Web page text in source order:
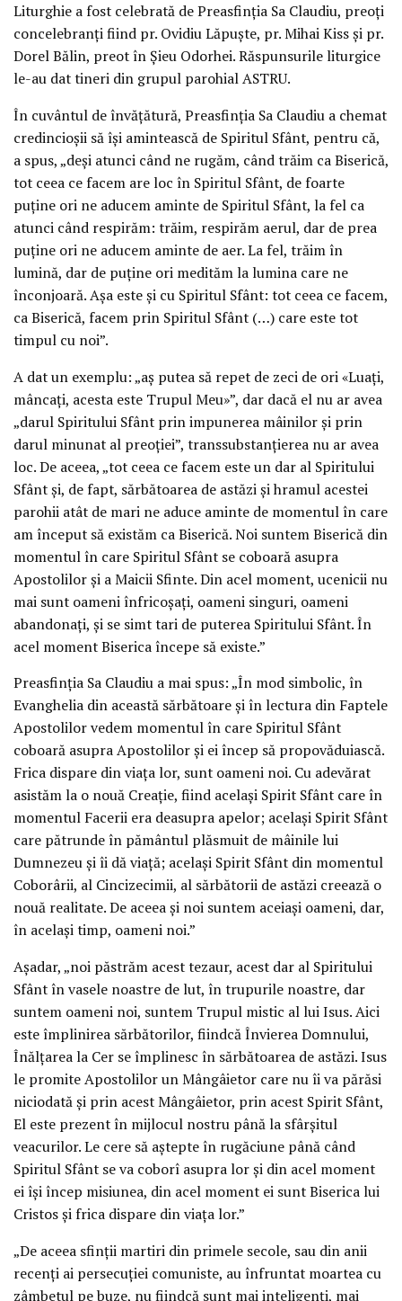
Liturghie a fost celebrată de Preasfinția Sa Claudiu, preoți
concelebranți fiind pr. Ovidiu Lăpuște, pr. Mihai Kiss și pr.
Dorel Bălin, preot în Șieu Odorhei. Răspunsurile liturgice
le-au dat tineri din grupul parohial ASTRU.
În cuvântul de învățătură, Preasfinția Sa Claudiu a chemat
credincioșii să își amintească de Spiritul Sfânt, pentru că,
a spus, „deși atunci când ne rugăm, când trăim ca Biserică,
tot ceea ce facem are loc în Spiritul Sfânt, de foarte
puține ori ne aducem aminte de Spiritul Sfânt, la fel ca
atunci când respirăm: trăim, respirăm aerul, dar de prea
puține ori ne aducem aminte de aer. La fel, trăim în
lumină, dar de puține ori medităm la lumina care ne
înconjoară. Așa este și cu Spiritul Sfânt: tot ceea ce facem,
ca Biserică, facem prin Spiritul Sfânt (…) care este tot
timpul cu noi”.
A dat un exemplu: „aș putea să repet de zeci de ori «Luați,
mâncați, acesta este Trupul Meu»”, dar dacă el nu ar avea
„darul Spiritului Sfânt prin impunerea mâinilor și prin
darul minunat al preoției”, transsubstanțierea nu ar avea
loc. De aceea, „tot ceea ce facem este un dar al Spiritului
Sfânt și, de fapt, sărbătoarea de astăzi și hramul acestei
parohii atât de mari ne aduce aminte de momentul în care
am început să existăm ca Biserică. Noi suntem Biserică din
momentul în care Spiritul Sfânt se coboară asupra
Apostolilor și a Maicii Sfinte. Din acel moment, ucenicii nu
mai sunt oameni înfricoșați, oameni singuri, oameni
abandonați, și se simt tari de puterea Spiritului Sfânt. În
acel moment Biserica începe să existe.”
Preasfinția Sa Claudiu a mai spus: „În mod simbolic, în
Evanghelia din această sărbătoare și în lectura din Faptele
Apostolilor vedem momentul în care Spiritul Sfânt
coboară asupra Apostolilor și ei încep să propovăduiască.
Frica dispare din viața lor, sunt oameni noi. Cu adevărat
asistăm la o nouă Creație, fiind același Spirit Sfânt care în
momentul Facerii era deasupra apelor; același Spirit Sfânt
care pătrunde în pământul plăsmuit de mâinile lui
Dumnezeu și îi dă viață; același Spirit Sfânt din momentul
Coborârii, al Cincizecimii, al sărbătorii de astăzi creează o
nouă realitate. De aceea și noi suntem aceiași oameni, dar,
în același timp, oameni noi.”
Așadar, „noi păstrăm acest tezaur, acest dar al Spiritului
Sfânt în vasele noastre de lut, în trupurile noastre, dar
suntem oameni noi, suntem Trupul mistic al lui Isus. Aici
este împlinirea sărbătorilor, fiindcă Învierea Domnului,
Înălțarea la Cer se împlinesc în sărbătoarea de astăzi. Isus
le promite Apostolilor un Mângâietor care nu îi va părăsi
niciodată și prin acest Mângâietor, prin acest Spirit Sfânt,
El este prezent în mijlocul nostru până la sfârșitul
veacurilor. Le cere să aștepte în rugăciune până când
Spiritul Sfânt se va coborî asupra lor și din acel moment
ei își încep misiunea, din acel moment ei sunt Biserica lui
Cristos și frica dispare din viața lor.”
„De aceea sfinții martiri din primele secole, sau din anii
recenți ai persecuției comuniste, au înfruntat moartea cu
zâmbetul pe buze, nu fiindcă sunt mai inteligenți, mai